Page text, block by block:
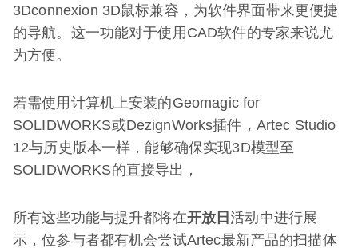
3Dconnexion 3D鼠标兼容，为软件界面带来更便捷
的导航。这一功能对于使用CAD软件的专家来说尤
为方便。
若需使用计算机上安装的Geomagic for
SOLIDWORKS或DezignWorks插件，Artec Studio
12与历史版本一样，能够确保实现3D模型至
SOLIDWORKS的直接导出，
所有这些功能与提升都将在开放日活动中进行展
示，位参与者都有机会尝试Artec最新产品的扫描体